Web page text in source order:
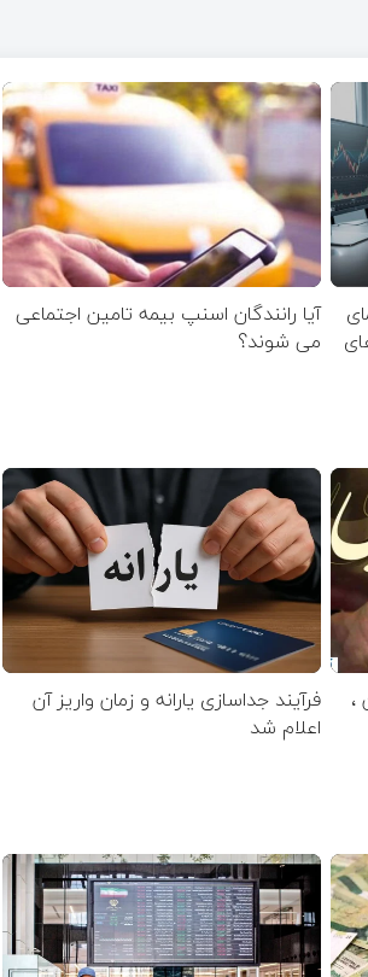
آیا رانندگان اسنپ بیمه تامین اجتماعی
می شوند؟
،
فرآیند جداسازی یارانه و زمان واریز آن
اعلام شد